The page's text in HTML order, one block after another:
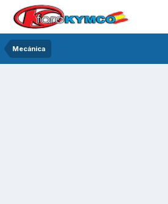
Mecánica